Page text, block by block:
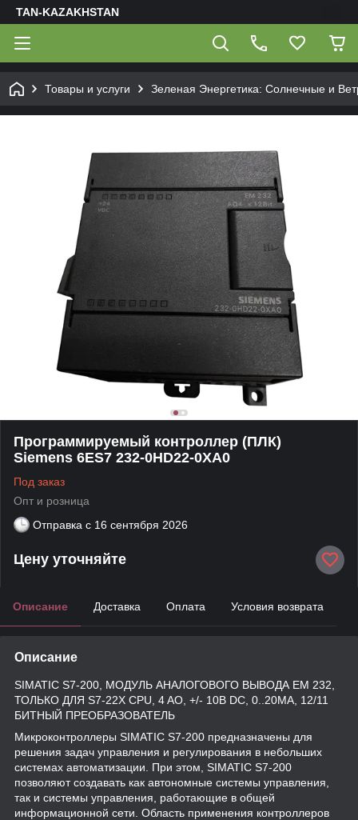
TAN-KAZAKHSTAN
Товары и услуги Зеленая Энергетика: Солнечные и
Программируемый контроллер (ПЛК)
Siemens 6ES7 232-0HD22-0XA0
Под заказ
Опт и розница
Отправка с 16 сентября 2026
Цену уточняйте
Описание Доставка Оплата Условия возврата
Описание
SIMATIC S7-200, МОДУЛЬ АНАЛОГОВОГО ВЫВОДА EM 232,
ТОЛЬКО ДЛЯ S7-22X CPU, 4 AO, +/- 10В DC, 0..20MA, 12/11
БИТНЫЙ ПРЕОБРАЗОВАТЕЛЬ
Микроконтроллеры SIMATIC S7-200 предназначены для
решения задач управления и регулирования в небольших
системах автоматизации. При этом, SIMATIC S7-200
позволяют создавать как автономные системы управления,
так и системы управления, работающие в общей
информационной сети. Область применения контроллеров